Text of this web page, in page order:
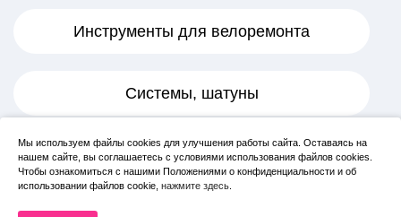
150 ₽
В корзину
Инструменты для велоремонта
Системы, шатуны
Велосипедные смазки
Мы используем файлы cookies для улучшения работы сайта. Оставаясь на
нашем сайте, вы соглашаетесь с условиями использования файлов cookies.
Чтобы ознакомиться с нашими Положениями о конфиденциальности и об
использовании файлов cookie, нажмите здесь